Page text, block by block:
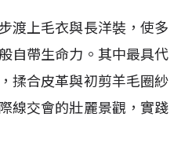
渡上毛衣與長洋裝，使多
般自帶生命力。其中最具代
揉合皮革與初剪羊毛圈紗
線交會的壯麗景觀，實踐